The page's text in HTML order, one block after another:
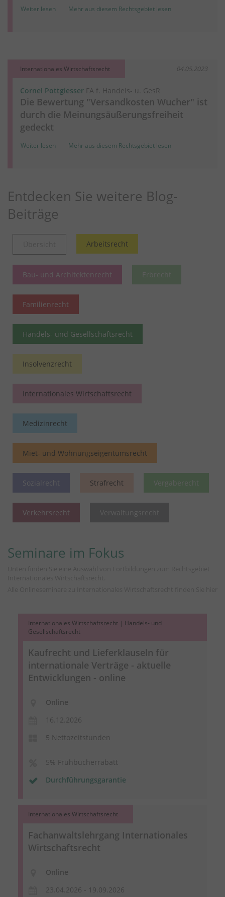
Weiter lesen Mehr aus diesem Rechtsgebiet lesen
Internationales Wirtschaftsrecht 04.05.2023
Cornel Pottgiesser FA f. Handels- u. GesR
Die Bewertung "Versandkosten Wucher" ist
durch die Meinungsäußerungsfreiheit
gedeckt
Weiter lesen Mehr aus diesem Rechtsgebiet lesen
Entdecken Sie weitere Blog-
Beiträge
Arbeitsrecht
Bau- und Architektenrecht
Familienrecht
Handels- und Gesellschaftsrecht
Insolvenzrecht
Internationales Wirtschaftsrecht
Medizinrecht
Miet- und Wohnungseigentumsrecht
Sozialrecht Strafrecht Vergaberecht
Verkehrsrecht Verwaltungsrecht
Seminare im Fokus
Internationales Wirtschaftsrecht | Handels- und
Gesellschaftsrecht
Kaufrecht und Lieferklauseln für
internationale Verträge - aktuelle
Entwicklungen - online
Online
16.12.2026
5 Nettozeitstunden
5% Frühbucherrabatt
Durchführungsgarantie
Internationales Wirtschaftsrecht
Fachanwaltslehrgang Internationales
Wirtschaftsrecht
Online
23.04.2026 - 19.09.2026